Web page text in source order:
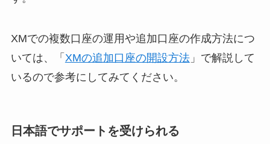
XMでの複数口座の運用や追加口座の作成方法につ
いては、「 XMの追加口座の開設方法」で解説して
いるので参考にしてみてください。
日本語でサポートを受けられる